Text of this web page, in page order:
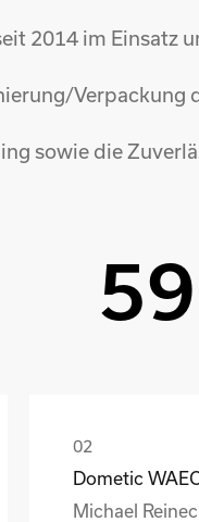
2014 im Einsatz
sowie die
Michael